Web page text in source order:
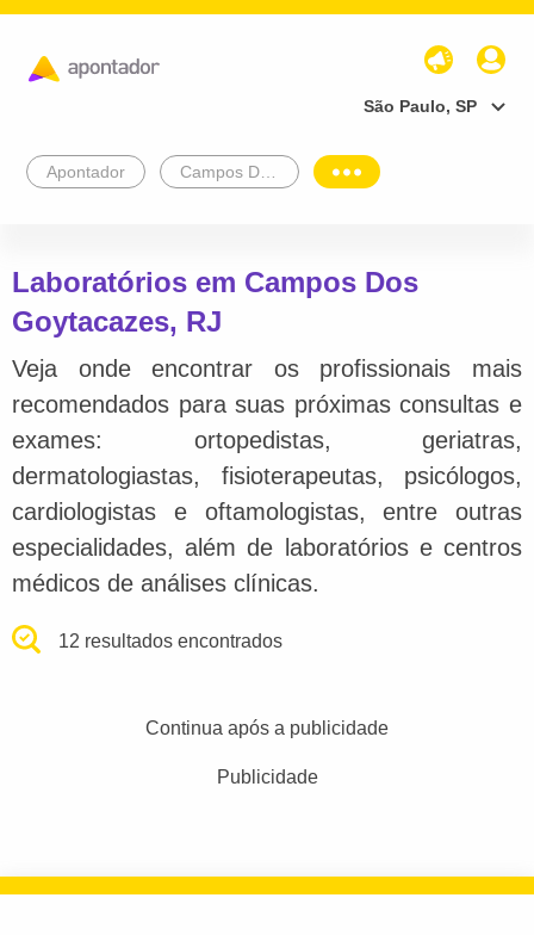
São Paulo, SP
Apontador
Laboratórios em Campos Dos
Goytacazes, RJ
Veja onde encontrar os profissionais mais
recomendados para suas próximas consultas e
exames: ortopedistas, geriatras,
dermatologiastas, fisioterapeutas, psicólogos,
cardiologistas e oftamologistas, entre outras
especialidades, além de laboratórios e centros
médicos de análises clínicas.
12 resultados encontrados
Continua após a publicidade
Publicidade